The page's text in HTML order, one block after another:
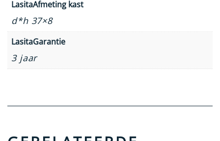
LasitaAfmeting kast
d*h 37×8
LasitaGarantie
3 jaar